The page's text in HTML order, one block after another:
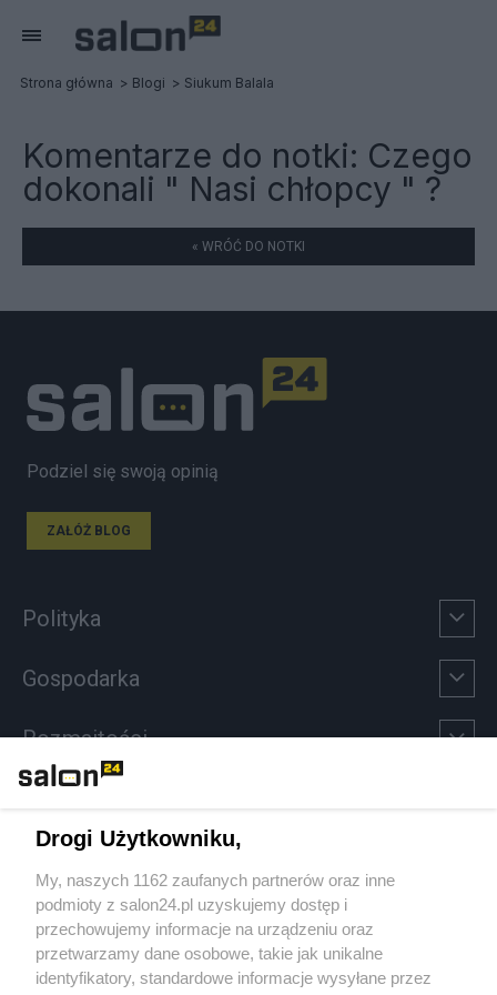
Strona główna Blogi Siukum Balala
Komentarze do notki: Czego
dokonali " Nasi chłopcy " ?
« WRÓĆ DO NOTKI
Podziel się swoją opinią
ZAŁÓŻ BLOG
Polityka
Gospodarka
Rozmaitości
Sport
Społeczeństwo
Kultura
Drogi Użytkowniku,
My, naszych 1162 zaufanych partnerów oraz inne
podmioty z salon24.pl uzyskujemy dostęp i
przechowujemy informacje na urządzeniu oraz
przetwarzamy dane osobowe, takie jak unikalne
identyfikatory, standardowe informacje wysyłane przez